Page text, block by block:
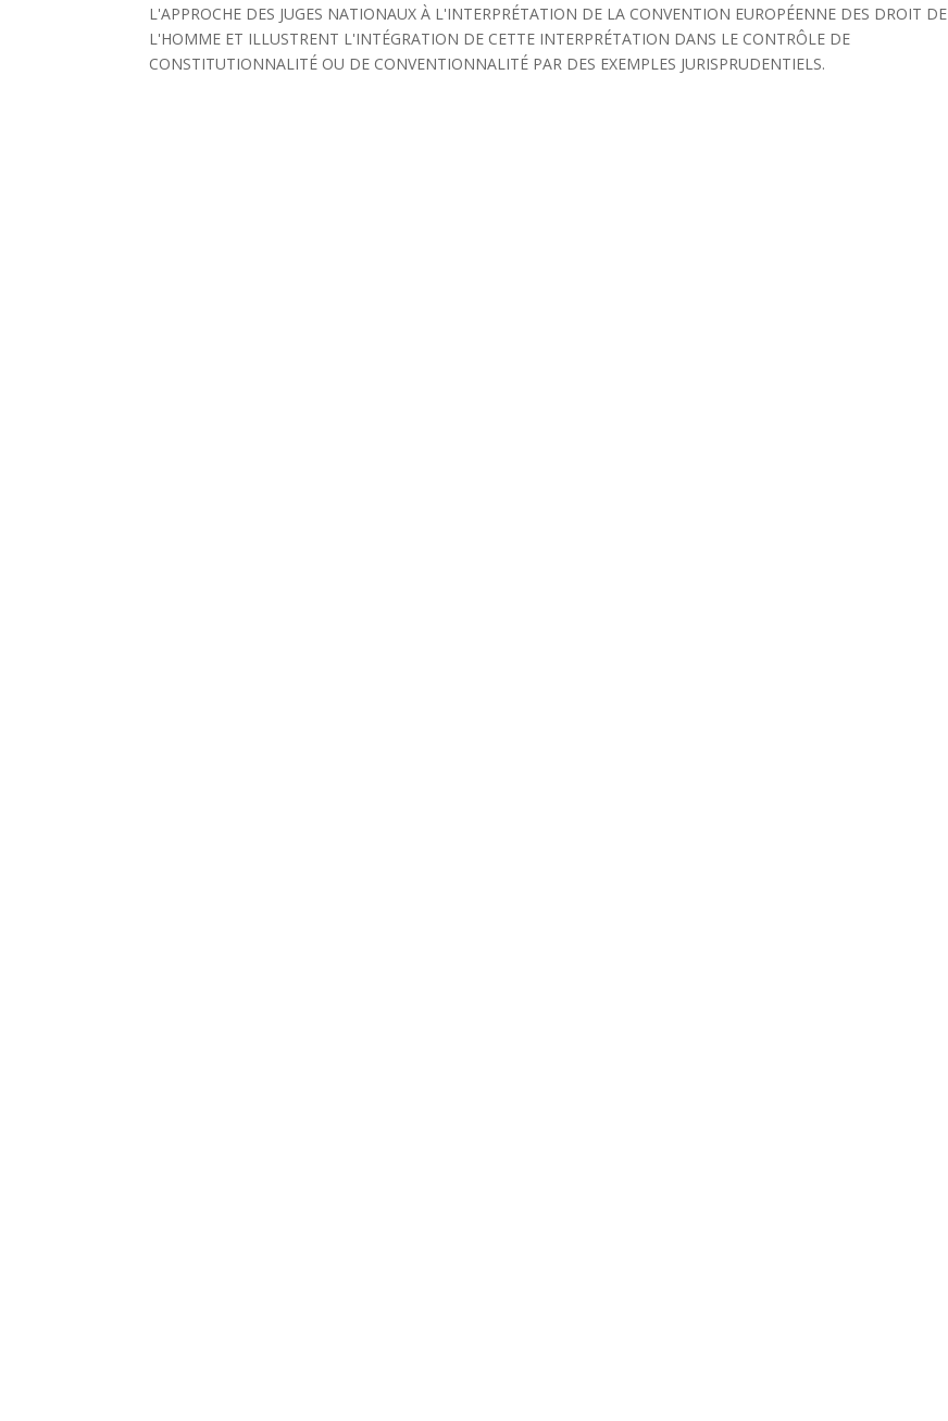
L'APPROCHE DES JUGES NATIONAUX À L'INTERPRÉTATION DE LA CONVENTION EUROPÉENNE DES DROIT DE
L'HOMME ET ILLUSTRENT L'INTÉGRATION DE CETTE INTERPRÉTATION DANS LE CONTRÔLE DE
CONSTITUTIONNALITÉ OU DE CONVENTIONNALITÉ PAR DES EXEMPLES JURISPRUDENTIELS.